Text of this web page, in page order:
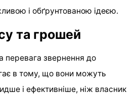
і обґрунтованою ідеєю.
та грошей
перевага звернення до
в тому, що вони можуть
і ефективніше, ніж власник